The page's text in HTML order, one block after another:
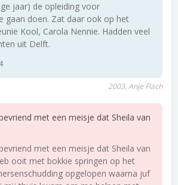
jaar) de opleiding voor
gaan doen. Zat daar ook op het
Kool, Carola Nennie. Hadden veel
uit Delft.
2003, Anje Flach
met een meisje dat Sheila van
met een meisje dat Sheila van
ooit met bokkie springen op het
opgelopen waarna juf